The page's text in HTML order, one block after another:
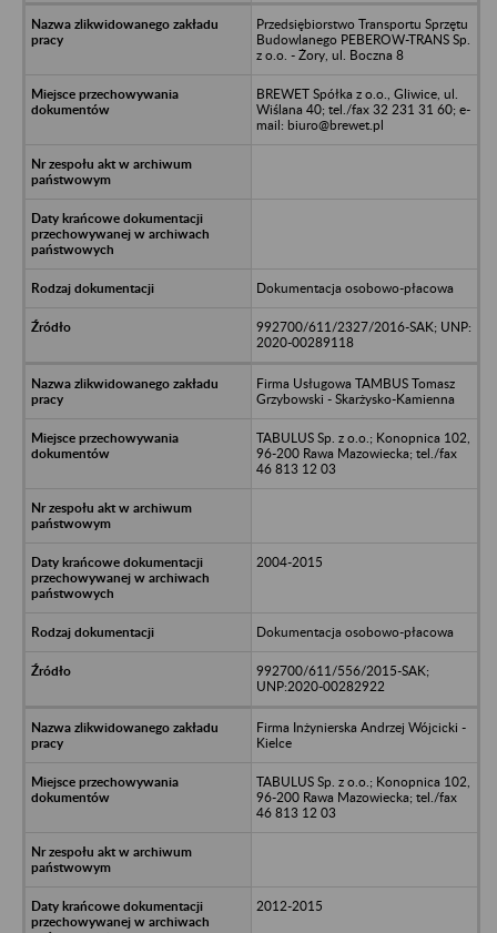
Przedsiębiorstwo Transportu Sprzętu
Budowlanego PEBEROW-TRANS Sp.
z o.o. - Żory, ul. Boczna 8
BREWET Spółka z o.o., Gliwice, ul.
Wiślana 40; tel./fax 32 231 31 60; e-
mail: biuro@brewet.pl
Dokumentacja osobowo-płacowa
992700/611/2327/2016-SAK; UNP:
2020-00289118
Firma Usługowa TAMBUS Tomasz
Grzybowski - Skarżysko-Kamienna
TABULUS Sp. z o.o.; Konopnica 102,
96-200 Rawa Mazowiecka; tel./fax
46 813 12 03
2004-2015
Dokumentacja osobowo-płacowa
992700/611/556/2015-SAK;
UNP:2020-00282922
Firma Inżynierska Andrzej Wójcicki -
Kielce
TABULUS Sp. z o.o.; Konopnica 102,
96-200 Rawa Mazowiecka; tel./fax
46 813 12 03
2012-2015